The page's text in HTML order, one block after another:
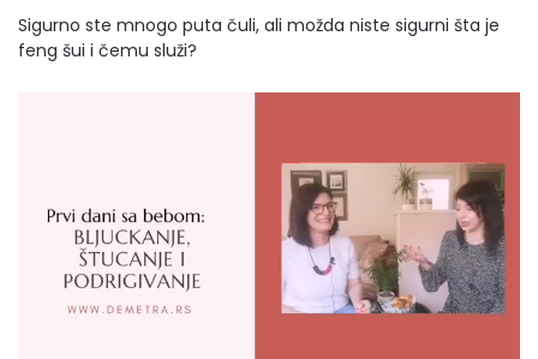
Sigurno ste mnogo puta čuli, ali možda niste sigurni šta je
feng šui i čemu služi?